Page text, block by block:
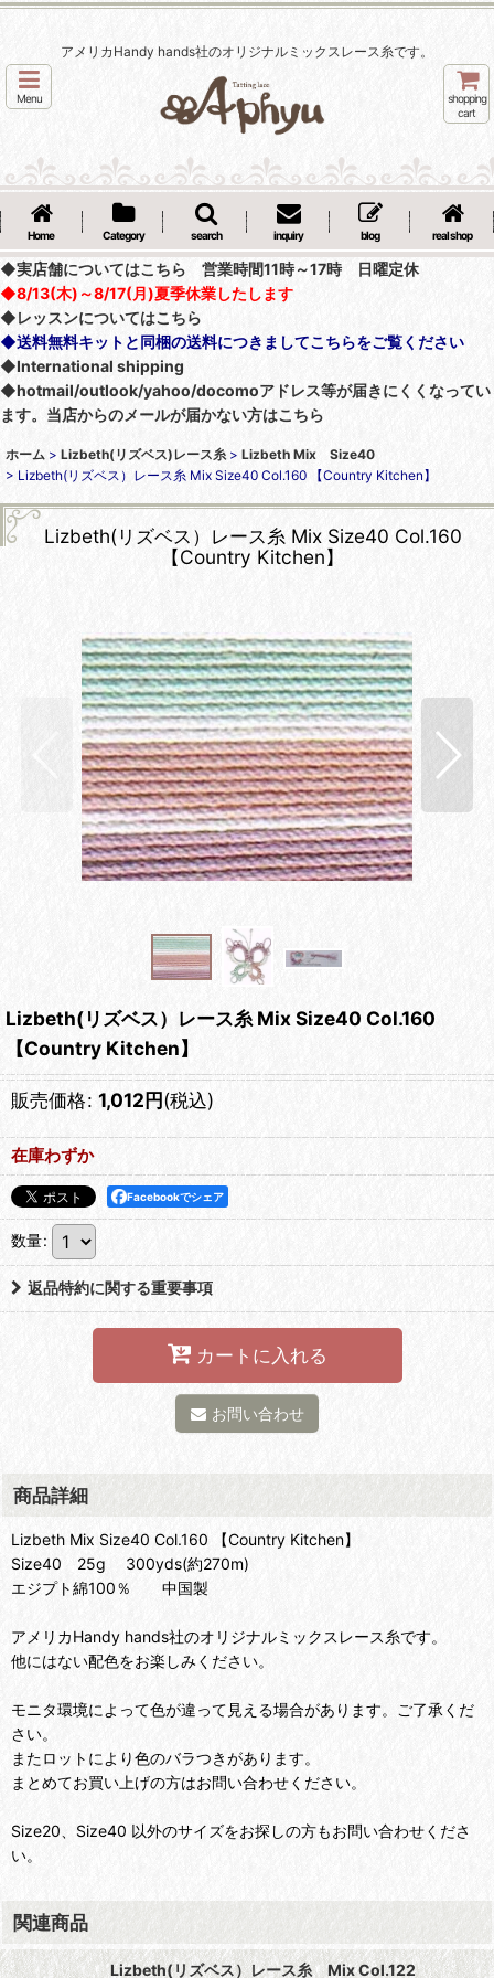
アメリカHandy hands社のオリジナルミックスレース糸です。
Menu
shopping
cart
Home Category search inquiry blog real shop
◆実店舗についてはこちら 営業時間11時～17時 日曜定休
◆8/13(木)～8/17(月)夏季休業したします
◆レッスンについてはこちら
◆送料無料キットと同梱の送料につきましてこちらをご覧ください
◆International shipping
◆hotmail/outlook/yahoo/docomoアドレス等が届きにくくなってい
ます。当店からのメールが届かない方はこちら
ホーム > Lizbeth(リズベス)レース糸 > Lizbeth Mix Size40
> Lizbeth(リズベス）レース糸 Mix Size40 Col.160 【Country Kitchen】
Lizbeth(リズベス）レース糸 Mix Size40 Col.160
【Country Kitchen】
Lizbeth(リズベス）レース糸 Mix Size40 Col.160
【Country Kitchen】
販売価格: 1,012円(税込)
在庫わずか
Facebookでシェア
数量:
返品特約に関する重要事項
カートに入れる
お問い合わせ
商品詳細
Lizbeth Mix Size40 Col.160 【Country Kitchen】
Size40 25g 300yds(約270m)
エジプト綿100％ 中国製
アメリカHandy hands社のオリジナルミックスレース糸です。
他にはない配色をお楽しみください。
モニタ環境によって色が違って見える場合があります。ご了承くだ
さい。
またロットにより色のバラつきがあります。
まとめてお買い上げの方はお問い合わせください。
Size20、Size40 以外のサイズをお探しの方もお問い合わせくださ
い。
関連商品
Lizbeth(リズベス）レース糸 Mix Col.122